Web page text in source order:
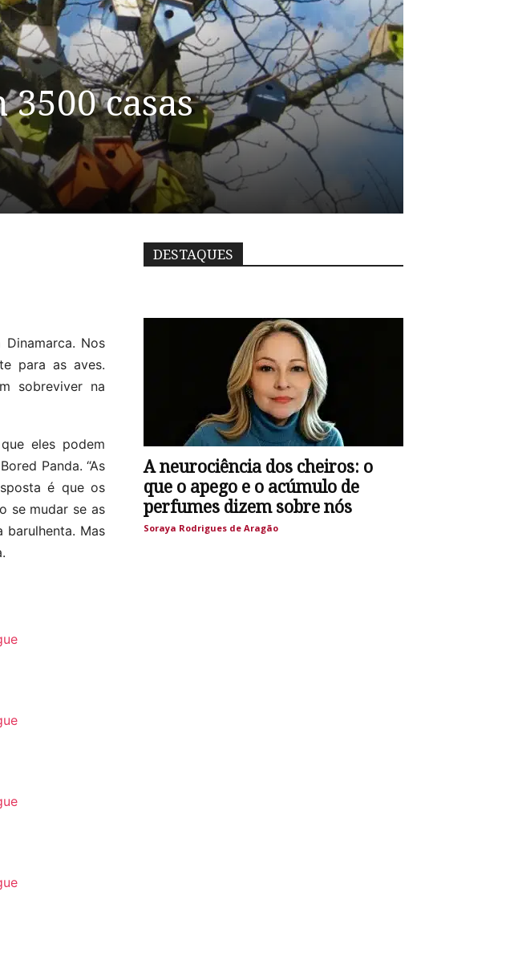
casas
Nos
para as aves.
sobreviver na
eles podem
Panda. “As
é que os
se mudar se as
barulhenta. Mas
DESTAQUES
A neurociência dos cheiros: o
que o apego e o acúmulo de
perfumes dizem sobre nós
Soraya Rodrigues de Aragão